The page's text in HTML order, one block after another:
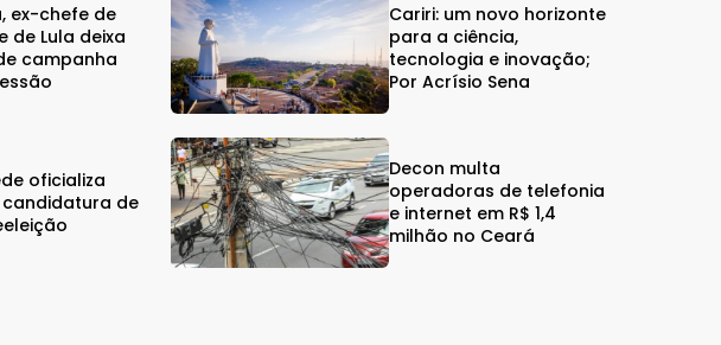
ex-chefe de
de Lula deixa
campanha
Cariri: um novo horizonte
para a ciência,
tecnologia e inovação;
Por Acrísio Sena
oficializa
de
Decon multa
operadoras de telefonia
e internet em R$ 1,4
milhão no Ceará